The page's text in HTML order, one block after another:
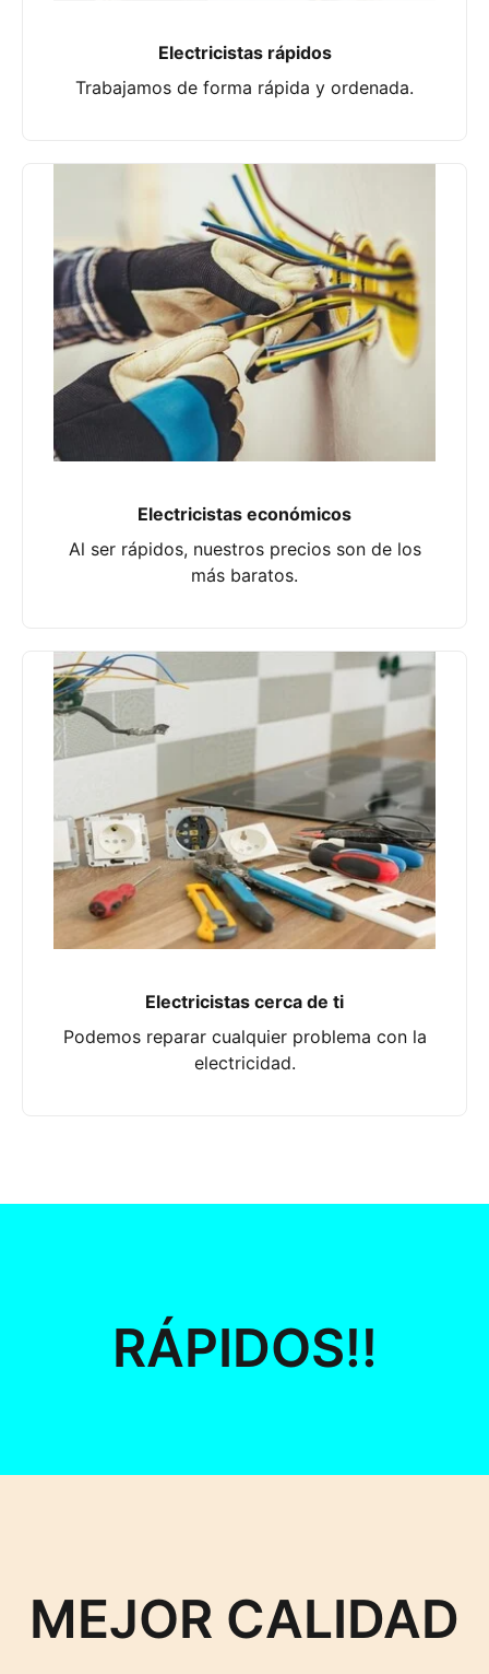
Electricistas rápidos
Trabajamos de forma rápida y ordenada.
Electricistas económicos
Al ser rápidos, nuestros precios son de los
más baratos.
Electricistas cerca de ti
Podemos reparar cualquier problema con la
electricidad.
RÁPIDOS!!
MEJOR CALIDAD